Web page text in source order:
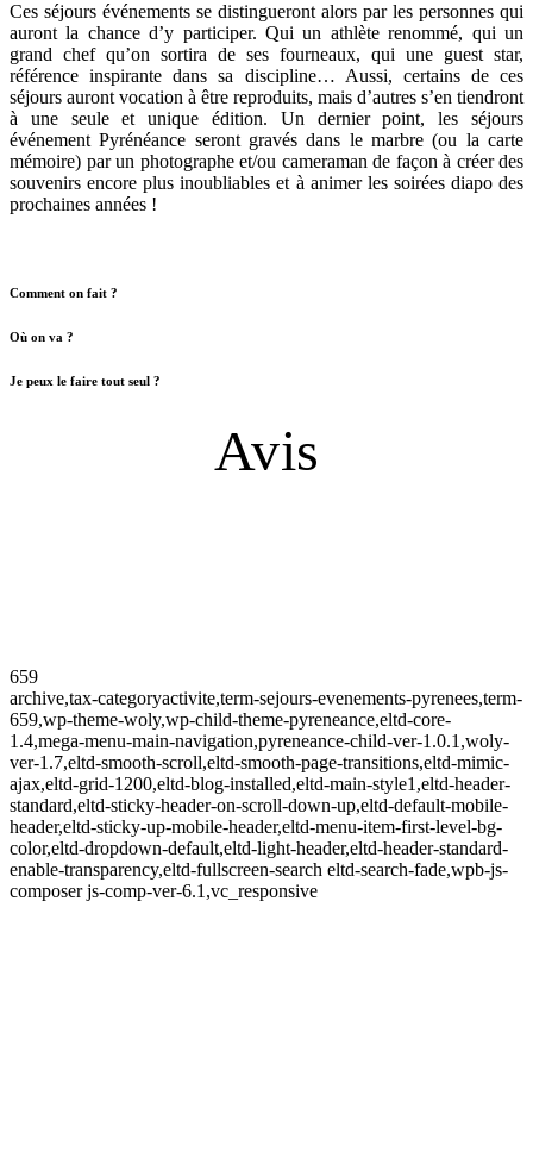
Ces séjours événements se distingueront alors par les personnes qui
auront la chance d’y participer. Qui un athlète renommé, qui un
grand chef qu’on sortira de ses fourneaux, qui une guest star,
référence inspirante dans sa discipline… Aussi, certains de ces
séjours auront vocation à être reproduits, mais d’autres s’en tiendront
à une seule et unique édition. Un dernier point, les séjours
événement Pyrénéance seront gravés dans le marbre (ou la carte
mémoire) par un photographe et/ou cameraman de façon à créer des
souvenirs encore plus inoubliables et à animer les soirées diapo des
prochaines années !
Comment on fait ?
Où on va ?
Je peux le faire tout seul ?
Avis
659
archive,tax-categoryactivite,term-sejours-evenements-pyrenees,term-
659,wp-theme-woly,wp-child-theme-pyreneance,eltd-core-
1.4,mega-menu-main-navigation,pyreneance-child-ver-1.0.1,woly-
ver-1.7,eltd-smooth-scroll,eltd-smooth-page-transitions,eltd-mimic-
ajax,eltd-grid-1200,eltd-blog-installed,eltd-main-style1,eltd-header-
standard,eltd-sticky-header-on-scroll-down-up,eltd-default-mobile-
header,eltd-sticky-up-mobile-header,eltd-menu-item-first-level-bg-
color,eltd-dropdown-default,eltd-light-header,eltd-header-standard-
enable-transparency,eltd-fullscreen-search eltd-search-fade,wpb-js-
composer js-comp-ver-6.1,vc_responsive